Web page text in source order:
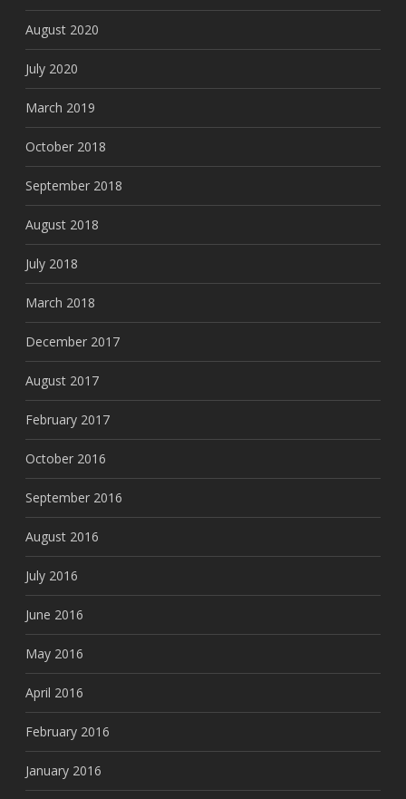
August 2020
July 2020
March 2019
October 2018
September 2018
August 2018
July 2018
March 2018
December 2017
August 2017
February 2017
October 2016
September 2016
August 2016
July 2016
June 2016
May 2016
April 2016
February 2016
January 2016